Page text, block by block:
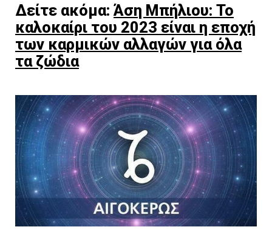
Δείτε ακόμα: Άση Μπήλιου: Το
καλοκαίρι του 2023 είναι η εποχή
των καρμικών αλλαγών για όλα
τα ζώδια